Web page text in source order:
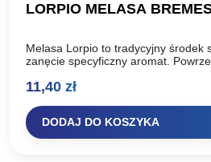
LORPIO MELASA
Melasa Lorpio to tradycyjny środek
zanęcie specyficzny aromat.
wyciśnięcia butelkach. Nigdy więcej
11,40 zł
DODAJ DO KOSZYKA